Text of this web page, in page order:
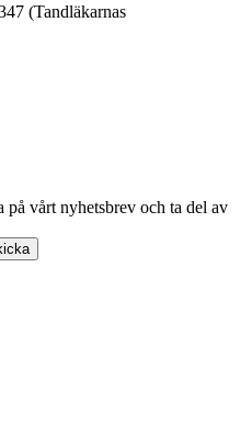
(Tandläkarnas
på vårt nyhetsbrev och ta del av